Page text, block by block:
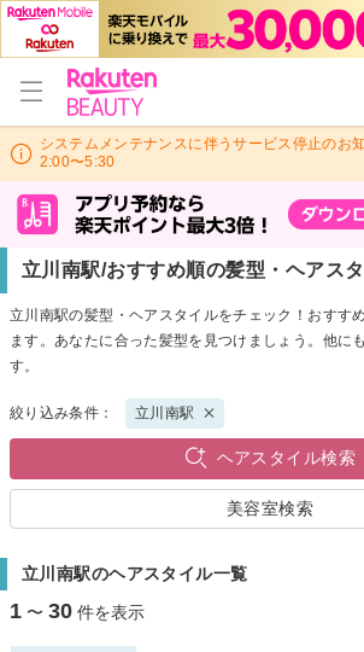
システムメンテナンスに伴うサービス停止のお
2:00〜5:30
立川南駅/おすすめ順の髪型・ヘアス
立川南駅の髪型・ヘアスタイルをチェック！おすす
ます。あなたに合った髪型を見つけましょう。他に
す。
絞り込み条件： 立川南駅
ヘアスタイル検索
美容室検索
立川南駅のヘアスタイル一覧
1 〜 30 件を表示